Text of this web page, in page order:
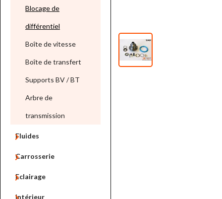
Blocage de
différentiel
Boîte de vitesse
Boîte de transfert
Supports BV / BT
Arbre de
transmission
Fluides

Carrosserie

Eclairage

Intérieur